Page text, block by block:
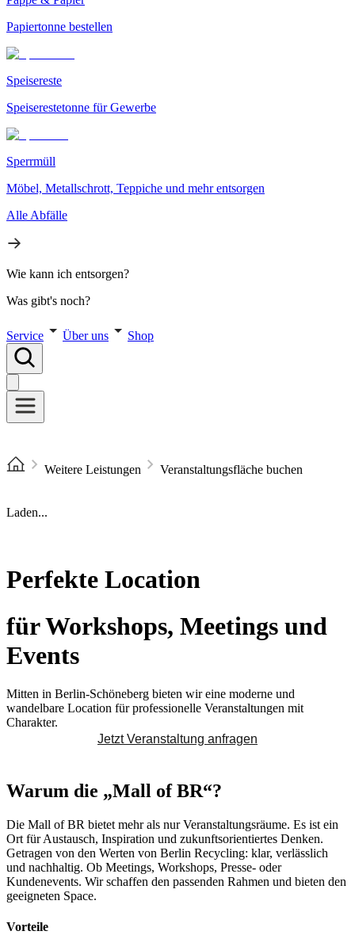
Papiertonne bestellen
Speisereste
Speiserestetonne für Gewerbe
Sperrmüll
Möbel, Metallschrott, Teppiche und mehr entsorgen
Alle Abfälle
Wie kann ich entsorgen?
Was gibt's noch?
Service Über uns Shop
Weitere Leistungen Veranstaltungsfläche buchen
Laden...
Perfekte Location
für Workshops, Meetings und
Events
Mitten in Berlin-Schöneberg bieten wir eine moderne und
wandelbare Location für professionelle Veranstaltungen mit
Charakter.
Jetzt Veranstaltung anfragen
Warum die „Mall of BR“?
Die Mall of BR bietet mehr als nur Veranstaltungsräume. Es ist ein
Ort für Austausch, Inspiration und zukunftsorientiertes Denken.
Getragen von den Werten von Berlin Recycling: klar, verlässlich
und nachhaltig. Ob Meetings, Workshops, Presse- oder
Kundenevents. Wir schaffen den passenden Rahmen und bieten den
geeigneten Space.
Vorteile